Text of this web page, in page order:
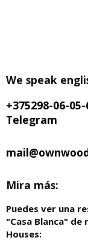
We speak
+375298-06-05-
Telegram
Mira más:
Puedes ver una
"Casa Blanca" de
Houses: